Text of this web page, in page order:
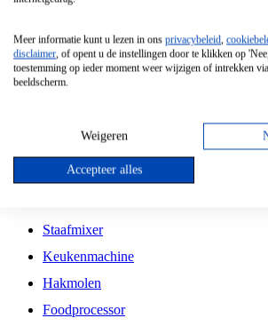
Vrijstaande Magnetron
Vrijstaande Kookplaat
Inbouw Gaskookplaat
Inbouw Keramische Kookplaat
Kookplaat Accessoires
Staafmixer
Keukenmachine
Hakmolen
Foodprocessor
Meer informatie kunt u lezen in ons privacybeleid,
disclaimer, of opent u de instellingen door te klikken op
toestemming op ieder moment weer wijzigen of intrekken
beeldscherm.
Weigeren
Accepteer alles